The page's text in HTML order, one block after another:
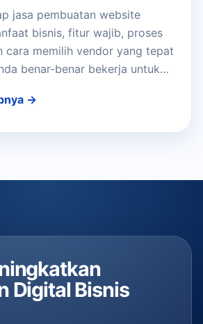
jasa pembuatan website
bisnis, fitur wajib, proses
cara memilih vendor yang tepat
benar-benar bekerja untuk…
→
Digital Bisnis